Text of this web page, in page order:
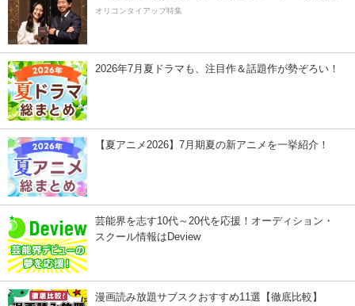
オリコンタイアップ特集
2026年7月夏ドラマも、注目作＆話題作が勢ぞろい！
【夏アニメ2026】7月期夏の新アニメを一挙紹介！
芸能界を志す10代～20代を応援！オーディション・
スクール情報はDeview
漫画読み放題サブスクおすすめ11選【徹底比較】